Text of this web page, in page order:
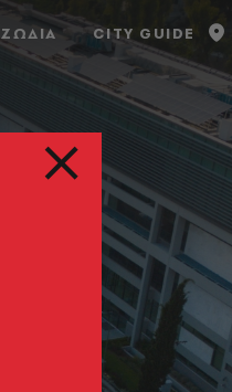
ΖΩΔΙΑ CITY GUIDE